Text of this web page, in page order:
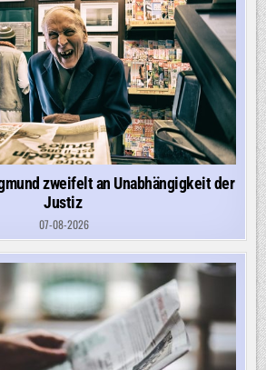
zweifelt an Unabhängigkeit der
Justiz
07-08-2026